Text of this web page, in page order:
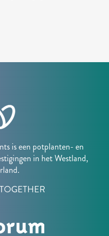
is een potplanten- en
in het Westland,